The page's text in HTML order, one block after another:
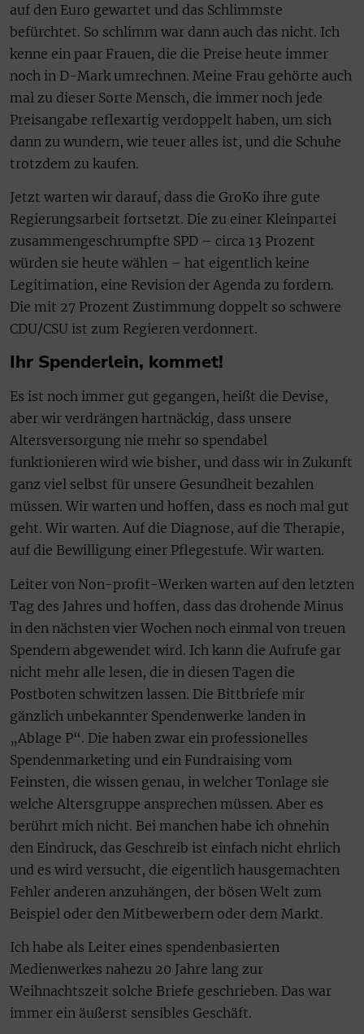
auf den Euro gewartet und das Schlimmste
befürchtet. So schlimm war dann auch das nicht. Ich
kenne ein paar Frauen, die die Preise heute immer
noch in D-Mark umrechnen. Meine Frau gehörte auch
mal zu dieser Sorte Mensch, die immer noch jede
Preisangabe reflexartig verdoppelt haben, um sich
dann zu wundern, wie teuer alles ist, und die Schuhe
trotzdem zu kaufen.
Jetzt warten wir darauf, dass die GroKo ihre gute
Regierungsarbeit fortsetzt. Die zu einer Kleinpartei
zusammengeschrumpfte SPD – circa 13 Prozent
würden sie heute wählen – hat eigentlich keine
Legitimation, eine Revision der Agenda zu fordern.
Die mit 27 Prozent Zustimmung doppelt so schwere
CDU/CSU ist zum Regieren verdonnert.
Ihr Spenderlein, kommet!
Es ist noch immer gut gegangen, heißt die Devise,
aber wir verdrängen hartnäckig, dass unsere
Altersversorgung nie mehr so spendabel
funktionieren wird wie bisher, und dass wir in Zukunft
ganz viel selbst für unsere Gesundheit bezahlen
müssen. Wir warten und hoffen, dass es noch mal gut
geht. Wir warten. Auf die Diagnose, auf die Therapie,
auf die Bewilligung einer Pflegestufe. Wir warten.
Leiter von Non-profit-Werken warten auf den letzten
Tag des Jahres und hoffen, dass das drohende Minus
in den nächsten vier Wochen noch einmal von treuen
Spendern abgewendet wird. Ich kann die Aufrufe gar
nicht mehr alle lesen, die in diesen Tagen die
Postboten schwitzen lassen. Die Bittbriefe mir
gänzlich unbekannter Spendenwerke landen in
„Ablage P“. Die haben zwar ein professionelles
Spendenmarketing und ein Fundraising vom
Feinsten, die wissen genau, in welcher Tonlage sie
welche Altersgruppe ansprechen müssen. Aber es
berührt mich nicht. Bei manchen habe ich ohnehin
den Eindruck, das Geschreib ist einfach nicht ehrlich
und es wird versucht, die eigentlich hausgemachten
Fehler anderen anzuhängen, der bösen Welt zum
Beispiel oder den Mitbewerbern oder dem Markt.
Ich habe als Leiter eines spendenbasierten
Medienwerkes nahezu 20 Jahre lang zur
Weihnachtszeit solche Briefe geschrieben. Das war
immer ein äußerst sensibles Geschäft.